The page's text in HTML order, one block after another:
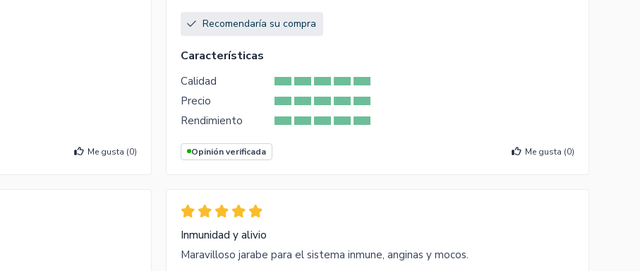
Me gusta (0)
Recomendaría su compra
Características
Calidad
Precio
Rendimiento
Opinión verificada Me gusta (0)
Inmunidad y alivio
Maravilloso jarabe para el sistema inmune, anginas y mocos.